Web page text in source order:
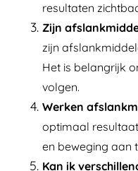
resultaten
Zijn
zijn
Het is belangrijk
volgen.
Werken
optimaal
en beweging aan
Kan ik